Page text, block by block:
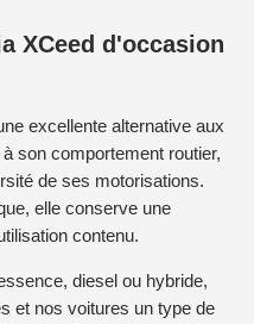
XCeed d'occasion
excellente alternative aux
son comportement routier,
de ses motorisations.
elle conserve une
contenu.
diesel ou hybride,
et nos voitures un type de